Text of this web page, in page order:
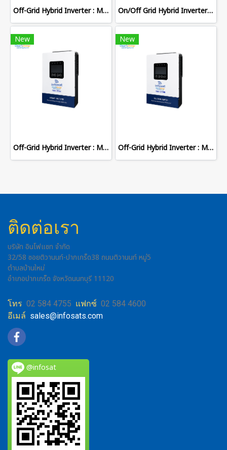
Off-Grid Hybrid Inverter : MAX-6548 On/Off Grid Hybrid Inverter : TFE-11048
New
Off-Grid Hybrid Inverter : MAX-2512
New
Off-Grid Hybrid Inverter : MAX-13048
ติดต่อเรา
บริษัท อินโฟแซท จำกัด
32/58 ซอยติวานนท์-ปากเกร็ด38 ถนนติวานนท์ หมู่5
ตำบลบ้านใหม่
อำเภอปากเกร็ด จังหวัดนนทบุรี 11120
โทร 02 584 4755 แฟกซ์ 02 584 4600
อีเมล์ sales@infosats.com
@infosat